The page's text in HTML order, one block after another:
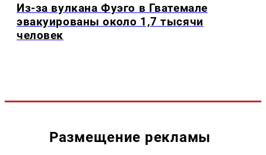
Из-за вулкана Фуэго в Гватемале
эвакуированы около 1,7 тысячи
человек
Размещение рекламы